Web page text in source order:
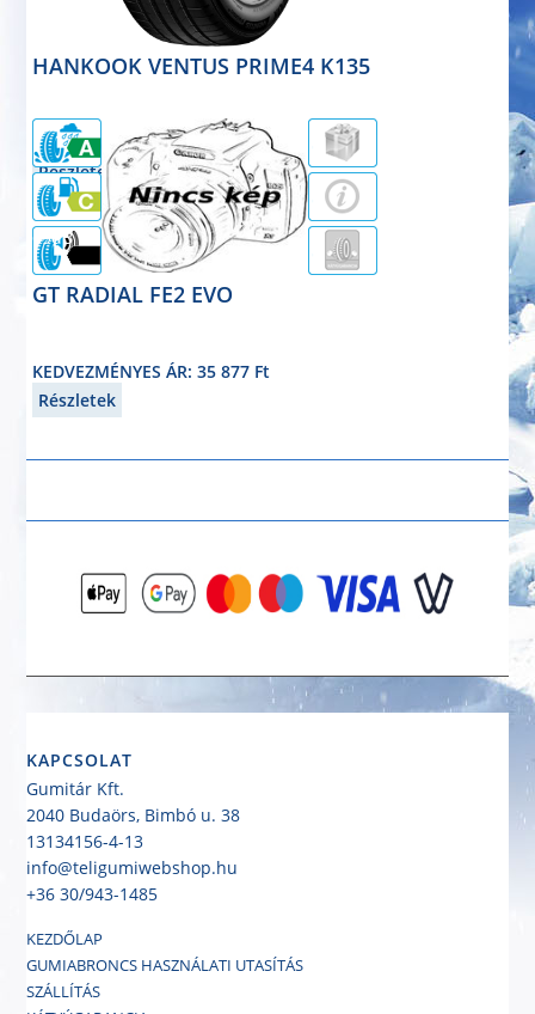
HANKOOK VENTUS PRIME4 K135
225/50R17 94W
KEDVEZMÉNYES ÁR: 41 477 Ft
Részletek
69dB
GT RADIAL FE2 EVO
KEDVEZMÉNYES ÁR: 35 877 Ft
Részletek
KAPCSOLAT
Gumitár Kft.
2040 Budaörs, Bimbó u. 38
13134156-4-13
info@teligumiwebshop.hu
+36 30/943-1485
KEZDŐLAP
GUMIABRONCS HASZNÁLATI UTASÍTÁS
SZÁLLÍTÁS